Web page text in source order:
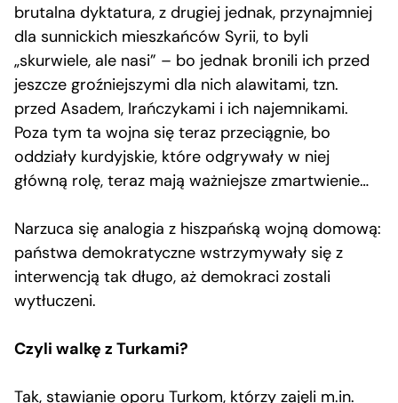
brutalna dyktatura, z drugiej jednak, przynajmniej
dla sunnickich mieszkańców Syrii, to byli
„skurwiele, ale nasi” – bo jednak bronili ich przed
jeszcze groźniejszymi dla nich alawitami, tzn.
przed Asadem, Irańczykami i ich najemnikami.
Poza tym ta wojna się teraz przeciągnie, bo
oddziały kurdyjskie, które odgrywały w niej
główną rolę, teraz mają ważniejsze zmartwienie…
Narzuca się analogia z hiszpańską wojną domową:
państwa demokratyczne wstrzymywały się z
interwencją tak długo, aż demokraci zostali
wytłuczeni.
Czyli walkę z Turkami?
Tak, stawianie oporu Turkom, którzy zajęli m.in.